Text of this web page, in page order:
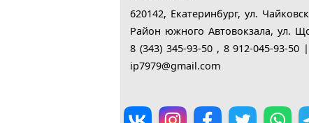
620142, Екатеринбург,ул.
Район южного Автовокзала, ул.
8 (343) 345-93-50 , 8 912-045-93-
ip7979@gmail.com